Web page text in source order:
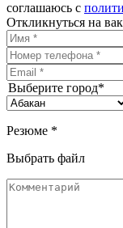
соглашаюсь с
Откликнуться на
Выберите город*
Резюме *
Выбрать файл